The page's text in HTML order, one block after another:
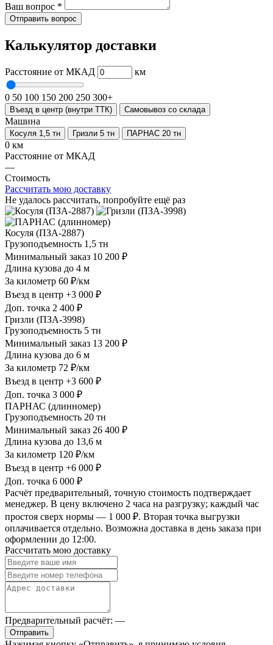
Ваш вопрос *
Отправить вопрос
Калькулятор доставки
Расстояние от МКАД км
0 50 100 150 200 250 300+
Въезд в центр (внутри ТТК) Самовывоз со склада
Машина
Косуля 1,5 тн Гризли 5 тн ПАРНАС 20 тн
0 км
Расстояние от МКАД
—
Стоимость
Рассчитать мою доставку
Не удалось рассчитать, попробуйте ещё раз
Косуля (ПЗА-2887)
Грузоподъемность 1,5 тн
Минимальный заказ 10 200 ₽
Длина кузова до 4 м
За километр 60 ₽/км
Въезд в центр +3 000 ₽
Доп. точка 2 400 ₽
Гризли (ПЗА-3998)
Грузоподъемность 5 тн
Минимальный заказ 13 200 ₽
Длина кузова до 6 м
За километр 72 ₽/км
Въезд в центр +3 600 ₽
Доп. точка 3 000 ₽
ПАРНАС (длинномер)
Грузоподъемность 20 тн
Минимальный заказ 26 400 ₽
Длина кузова до 13,6 м
За километр 120 ₽/км
Въезд в центр +6 000 ₽
Доп. точка 6 000 ₽
Расчёт предварительный, точную стоимость подтверждает
менеджер. В цену включено 2 часа на разгрузку; каждый час
простоя сверх нормы — 1 000 ₽. Вторая точка выгрузки
оплачивается отдельно. Возможна доставка в день заказа при
оформлении до 12:00.
Рассчитать мою доставку
Предварительный расчёт: —
Отправить